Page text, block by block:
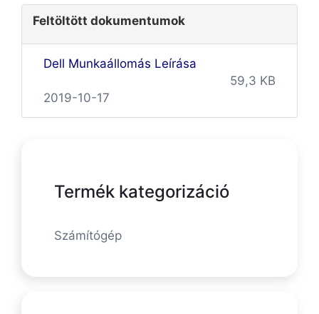
Feltöltött dokumentumok
Dell Munkaállomás Leírása
59,3 KB
2019-10-17
Termék kategorizáció
Számítógép